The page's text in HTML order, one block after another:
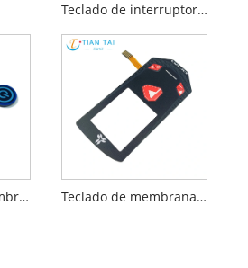
Teclado de interruptor FPC
Interruptor de membrana FPC de una tecla Teclado de membrana FPC